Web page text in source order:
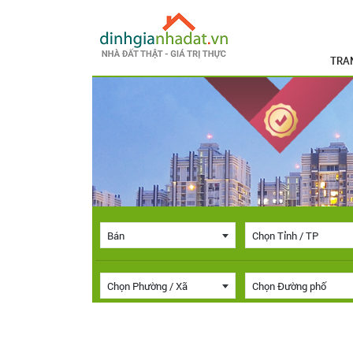
Bán Chọn Tỉnh / TP
Chọn Phường / Xã Chọn Đường phố